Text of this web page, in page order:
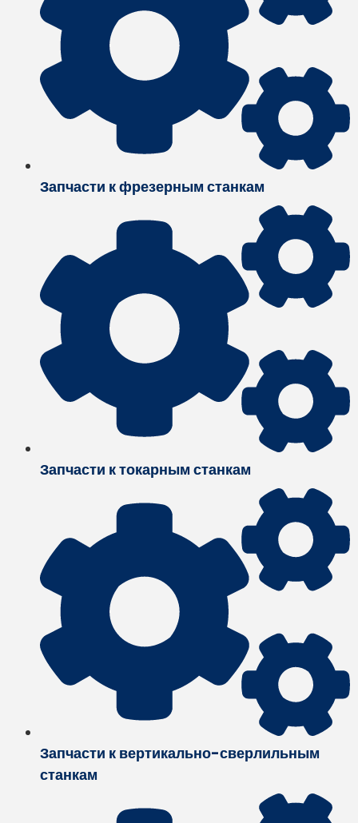
Запчасти к фрезерным станкам
Запчасти к токарным станкам
Запчасти к вертикально-сверлильным
станкам